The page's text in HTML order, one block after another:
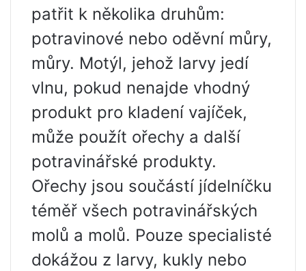
patřit k několika druhům:
potravinové nebo oděvní můry,
můry. Motýl, jehož larvy jedí
vlnu, pokud nenajde vhodný
produkt pro kladení vajíček,
může použít ořechy a další
potravinářské produkty.
Ořechy jsou součástí jídelníčku
téměř všech potravinářských
molů a molů. Pouze specialisté
dokážou z larvy, kukly nebo